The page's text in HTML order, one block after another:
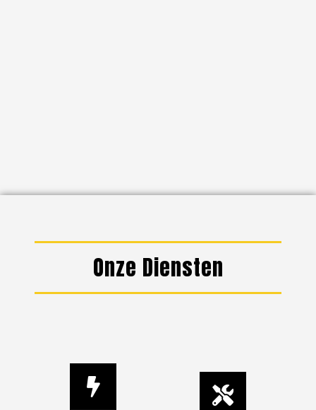
Onze Diensten